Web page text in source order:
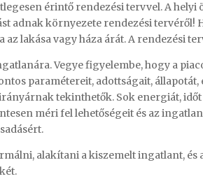
érintő rendezési tervvel. A
adnak környezete rendezési tervéről!
lakása vagy háza árát. A rendezési
Vegye figyelembe, hogy a
paramétereit, adottságait,
tekinthetők. Sok energiát,
méri fel lehetőségeit és az
alakítani a kiszemelt ingatlant, és